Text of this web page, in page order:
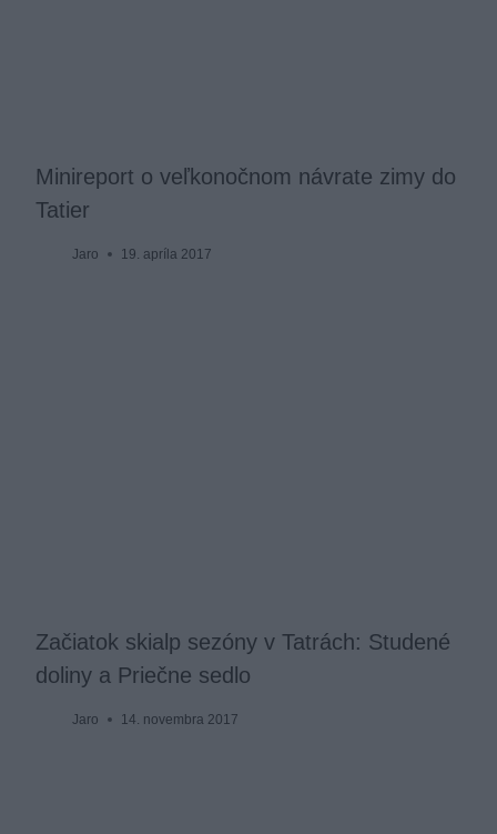
Minireport o veľkonočnom návrate zimy do
Tatier
Jaro 19. apríla 2017
Začiatok skialp sezóny v Tatrách: Studené
doliny a Priečne sedlo
Jaro 14. novembra 2017